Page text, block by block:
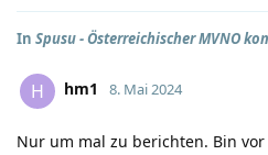
In Spusu - Österreichischer MVNO
H hm1 8. Mai 2024
Nur um mal zu berichten. Bin